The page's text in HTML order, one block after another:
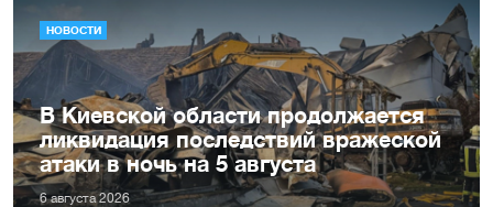
НОВОСТИ
В Киевской области продолжается
ликвидация последствий вражеской
атаки в ночь на 5 августа
6 августа 2026